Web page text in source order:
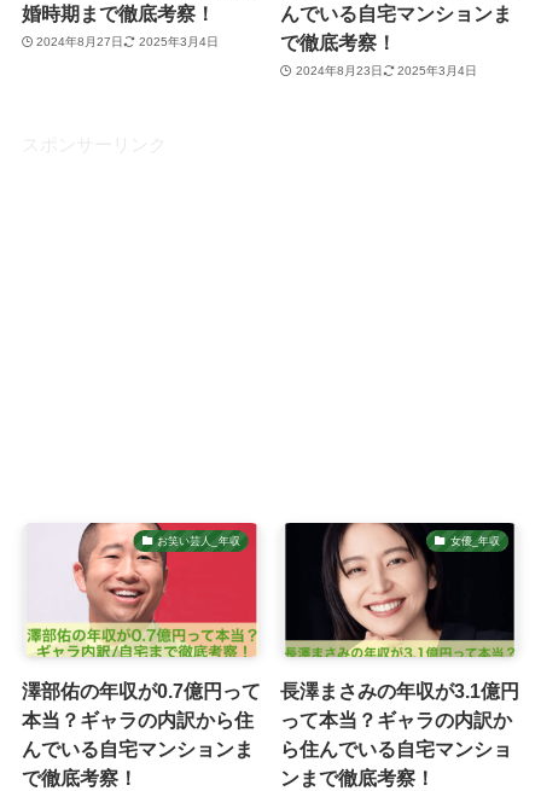
婚時期まで徹底考察！
2024年8月27日 2025年3月4日
んでいる自宅マンションま
で徹底考察！
2024年8月23日 2025年3月4日
お笑い芸人_年収
澤部佑の年収が0.7億円って
本当？ギャラの内訳から住
んでいる自宅マンションま
で徹底考察！
女優_年収
長澤まさみの年収が3.1億円
って本当？ギャラの内訳か
ら住んでいる自宅マンショ
ンまで徹底考察！